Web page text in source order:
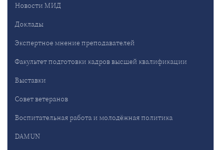
Новости МИД
Доклады
Экспертное мнение преподавателей
Факультет подготовки кадров высшей квалификации
Выставки
Совет ветеранов
Воспитательная работа и молодёжная политика
DAMUN